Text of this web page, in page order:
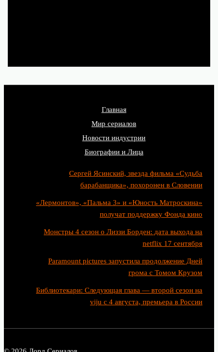
Главная
Мир сериалов
Новости индустрии
Биографии и Лица
Сергей Ясинский, звезда фильма «Судьба
барабанщика», похоронен в Словении
«Лермонтов», «Пальма 3» и «Юность Матроскина»
получат поддержку Фонда кино
Монстры 4 сезон о Лиззи Борден: дата выхода на
netflix 17 сентября
Paramount pictures запустила продолжение Дней
грома с Томом Крузом
Библиотекари: Следующая глава — второй сезон на
viju с 4 августа, премьера в России